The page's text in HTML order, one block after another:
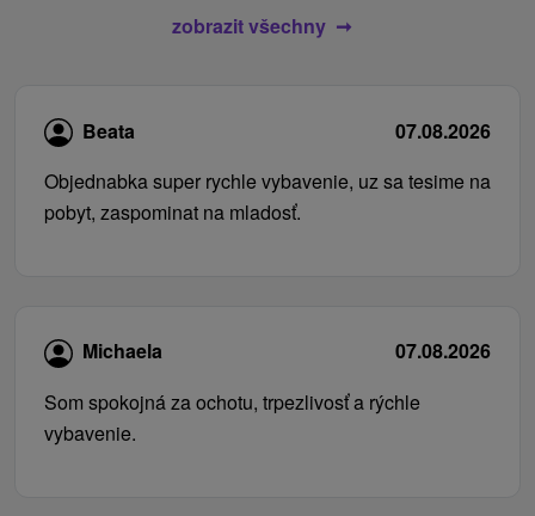
zobrazit všechny
Beata
07.08.2026
Objednabka super rychle vybavenie, uz sa tesime na
pobyt, zaspominat na mladosť.
Michaela
07.08.2026
Som spokojná za ochotu, trpezlivosť a rýchle
vybavenie.